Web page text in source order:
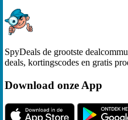
SpyDeals de grootste
deals, kortingscodes en gratis
Download onze App